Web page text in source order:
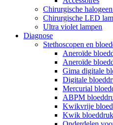
Chirurgische
Chirurgische LED
Ultra violet lampen
Diagnose
Stethoscopen en
Aneroïde
Aneroïde
Gima digitale
Digitale
Mercurial
ABPM
Kwikvrije
Kwik